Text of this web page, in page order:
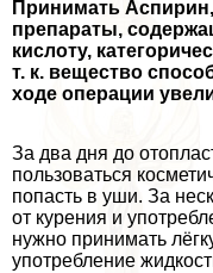
Принимать
препараты,
кислоту,
т. к. вещество
ходе операции
За два дня до
пользоваться
попасть в уши. За
от курения и
нужно принимать
употрeбление